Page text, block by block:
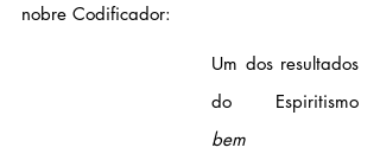
nobre Codificador:
Um dos resultados
bem